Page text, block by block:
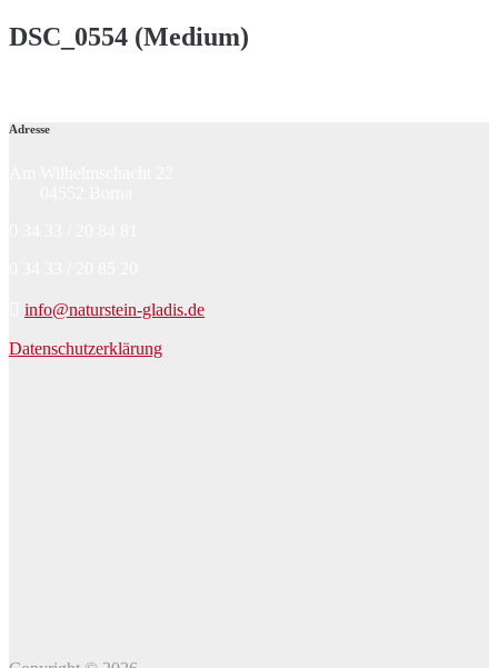
DSC_0554 (Medium)
Adresse
info@naturstein-gladis.de
Datenschutzerklärung